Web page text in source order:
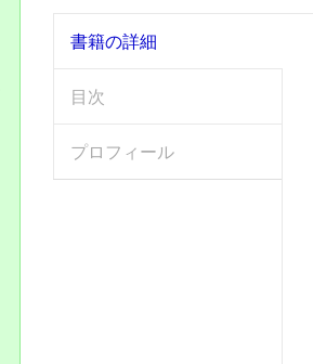
書籍の詳細
目次
プロフィール